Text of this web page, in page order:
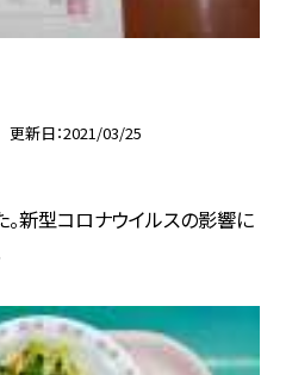
更新日 2021/03/25
新型コロナウイルスの影響に